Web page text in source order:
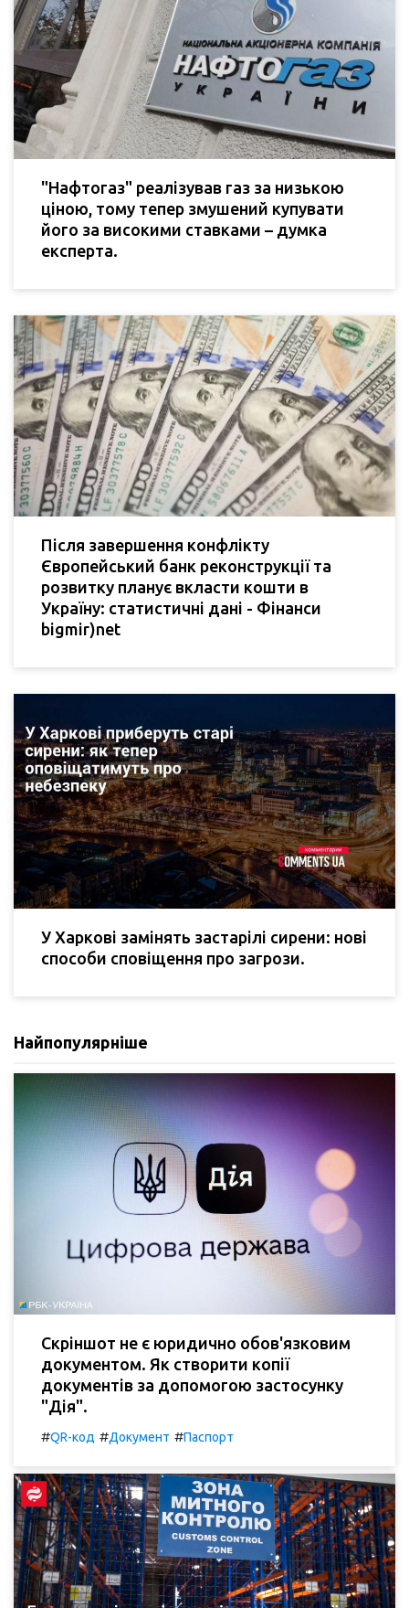
"Нафтогаз" реалізував газ за низькою
ціною, тому тепер змушений купувати
його за високими ставками – думка
експерта.
Після завершення конфлікту
Європейський банк реконструкції та
розвитку планує вкласти кошти в
Україну: статистичні дані - Фінанси
bigmir)net
У Харкові замінять застарілі сирени: нові
способи сповіщення про загрози.
Найпопулярніше
Скріншот не є юридично обов'язковим
документом. Як створити копії
документів за допомогою застосунку
"Дія".
#QR-код #Документ #Паспорт